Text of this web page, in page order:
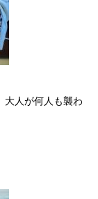
人が何人も襲わ